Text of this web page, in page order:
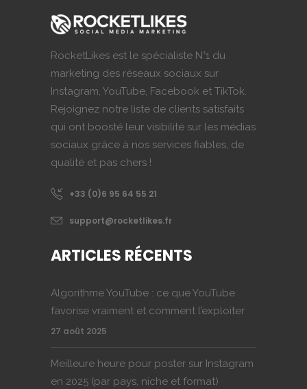
RocketLikes est le spécialiste N°1 du
marketing des réseaux sociaux sur
Instagram, YouTube, Facebook et TikTok.
Rejoignez notre liste de clients satisfaits
qui ont boosté leur visibilité sur les médias
sociaux grâce à nos services fiables, de
qualité et pas chers !
+33 (0)6 95 64 55 21
support@rocketlikes.fr
ARTICLES RÉCENTS
Algorithme YouTube : ce que YouTube
favorise vraiment et comment l’exploiter
27 août 2025
Meilleure heure pour poster sur Instagram
en 2025 (par pays, niche et format)